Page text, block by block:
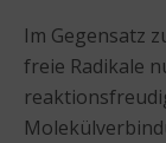
Im Gegensatz
freie Radikale